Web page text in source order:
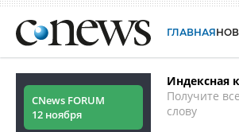
ГЛАВНАЯ
CNews FORUM
12 ноября
Индексная
Получите
слову